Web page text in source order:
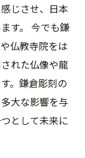
じさせ、日本
す。 今でも鎌
仏教寺院をは
れた仏像や龍
。鎌倉彫刻の
大な影響を与
として未来に